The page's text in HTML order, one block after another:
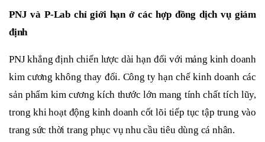
PNJ và P-Lab chỉ giới hạn ở các hợp đồng dịch vụ giám
định
PNJ khẳng định chiến lược dài hạn đối với mảng kinh doanh
kim cương không thay đổi. Công ty hạn chế kinh doanh các
sản phẩm kim cương kích thước lớn mang tính chất tích lũy,
trong khi hoạt động kinh doanh cốt lõi tiếp tục tập trung vào
trang sức thời trang phục vụ nhu cầu tiêu dùng cá nhân.